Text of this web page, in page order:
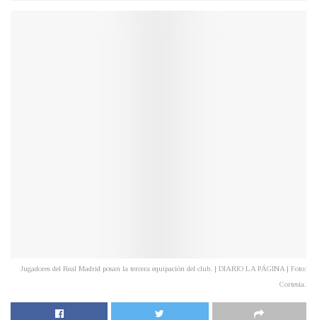
Jugadores del Real Madrid posan la tercera equipación del club. | DIARIO LA PÁGINA | Foto:
Cortesía.